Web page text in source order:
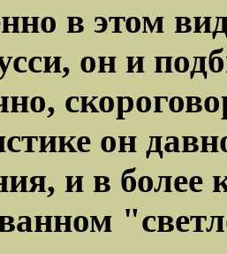
в этом
, он и
он
и в более